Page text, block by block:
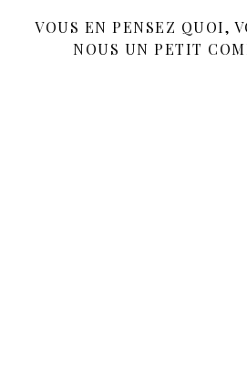
VOUS EN PENSEZ QUOI,
NOUS UN PETIT